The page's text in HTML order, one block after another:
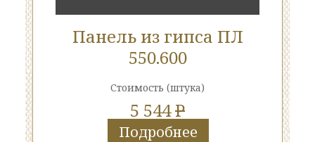
Панель из гипса ПЛ
550.600
Стоимость (штука)
5 544P
Подробнее